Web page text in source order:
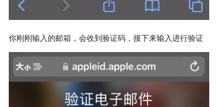
你刚刚输入的邮箱，会收到验证码，接下来输入进行验证